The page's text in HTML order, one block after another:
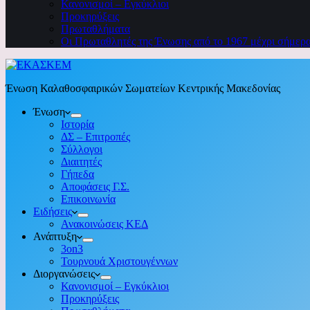
Κανονισμοί – Εγκύκλιοι
Προκηρύξεις
Πρωταθλήματα
Οι Πρωταθλητές της Ένωσης από το 1967 μέχρι
Ένωση Καλαθοσφαιρικών Σωματείων Κεντρικής Μακεδονίας
Ένωση
Ιστορία
ΔΣ – Επιτροπές
Σύλλογοι
Διαιτητές
Γήπεδα
Αποφάσεις Γ.Σ.
Επικοινωνία
Ειδήσεις
Ανακοινώσεις ΚΕΔ
Ανάπτυξη
3on3
Τουρνουά Χριστουγέννων
Διοργανώσεις
Κανονισμοί – Εγκύκλιοι
Προκηρύξεις